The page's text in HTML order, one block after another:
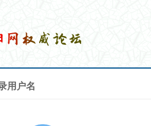
用户名